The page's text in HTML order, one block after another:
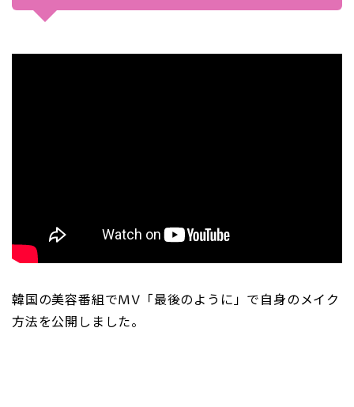
韓国の美容番組でMV「最後のように」で自身のメイク
方法を公開しました。